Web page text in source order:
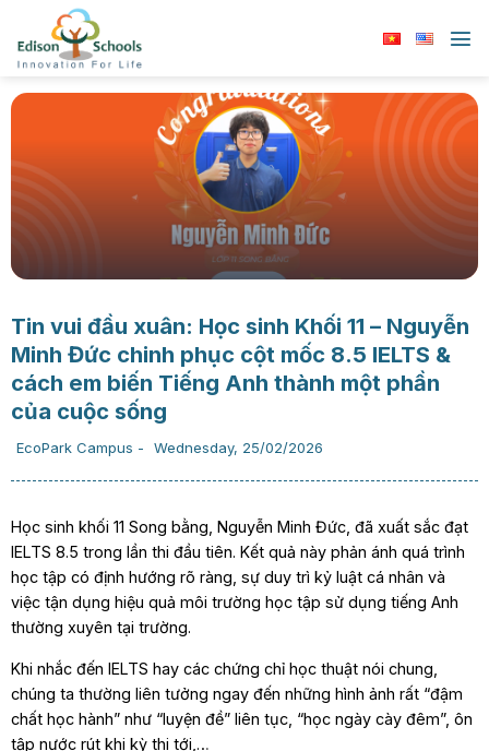
nội
Tin vui đầu xuân: Học sinh Khối 11 – Nguyễn
Minh Đức chinh phục cột mốc 8.5 IELTS &
cách em biến Tiếng Anh thành một phần
của cuộc sống
EcoPark Campus - Wednesday, 25/02/2026
Học sinh khối 11 Song bằng, Nguyễn Minh Đức, đã xuất sắc đạt
IELTS 8.5 trong lần thi đầu tiên. Kết quả này phản ánh quá trình
học tập có định hướng rõ ràng, sự duy trì kỷ luật cá nhân và
việc tận dụng hiệu quả môi trường học tập sử dụng tiếng Anh
thường xuyên tại trường.
Khi nhắc đến IELTS hay các chứng chỉ học thuật nói chung,
chúng ta thường liên tưởng ngay đến những hình ảnh rất “đậm
chất học hành” như “luyện đề” liên tục, “học ngày cày đêm”, ôn
tập nước rút khi kỳ thi tới,…